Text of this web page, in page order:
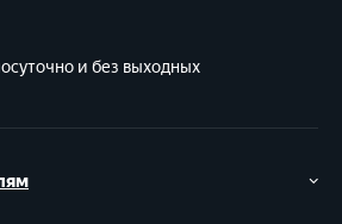
и без выходных